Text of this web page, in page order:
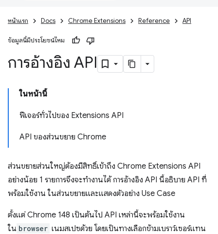
หน้าแรก Docs Chrome Extensions Reference API
ข้อมูลนี้มีประโยชน์ไหม
การอ้างอิง API
ในหน้านี้
ฟีเจอร์ทั่วไปของ Extensions API
API ของส่วนขยาย Chrome
ส่วนขยายส่วนใหญ่ต้องมีสิทธิ์เข้าถึง Chrome Extensions API
อย่างน้อย 1 รายการจึงจะทำงานได้ การอ้างอิง API นี้อธิบาย API ที่
พร้อมใช้งาน ในส่วนขยายและแสดงตัวอย่าง Use Case
ตั้งแต่ Chrome 148 เป็นต้นไป API เหล่านี้จะพร้อมใช้งาน
ใน browser เนมสเปซด้วย โดยเป็นทางเลือกข้ามเบราว์เซอร์แทน